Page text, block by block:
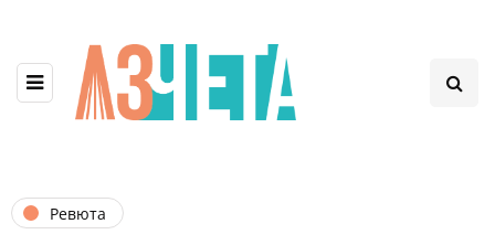
Ревюта